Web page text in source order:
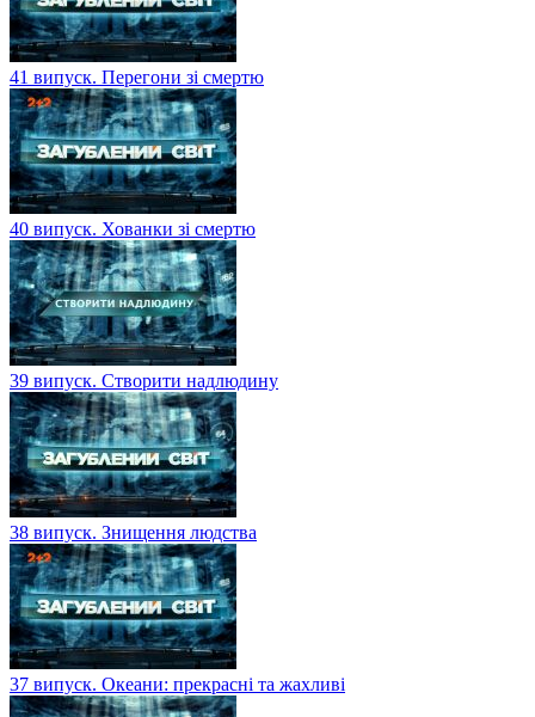
41 випуск. Перегони зі смертю
40 випуск. Хованки зі смертю
39 випуск. Створити надлюдину
38 випуск. Знищення людства
37 випуск. Океани: прекрасні та жахливі